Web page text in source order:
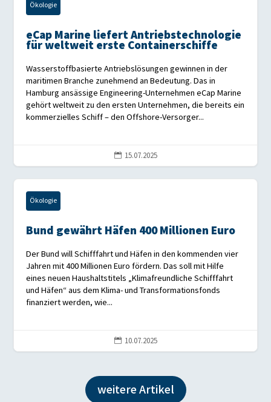
Ökologie
eCap Marine liefert Antriebstechnologie
für weltweit erste Containerschiffe
Wasserstoffbasierte Antriebslösungen gewinnen in der
maritimen Branche zunehmend an Bedeutung. Das in
Hamburg ansässige Engineering-Unternehmen eCap Marine
gehört weltweit zu den ersten Unternehmen, die bereits ein
kommerzielles Schiff – den Offshore-Versorger...
 15.07.2025
Ökologie
Bund gewährt Häfen 400 Millionen Euro
Der Bund will Schifffahrt und Häfen in den kommenden vier
Jahren mit 400 Millionen Euro fördern. Das soll mit Hilfe
eines neuen Haushaltstitels „Klimafreundliche Schifffahrt
und Häfen“ aus dem Klima- und Transformationsfonds
finanziert werden, wie...
 10.07.2025
weitere Artikel